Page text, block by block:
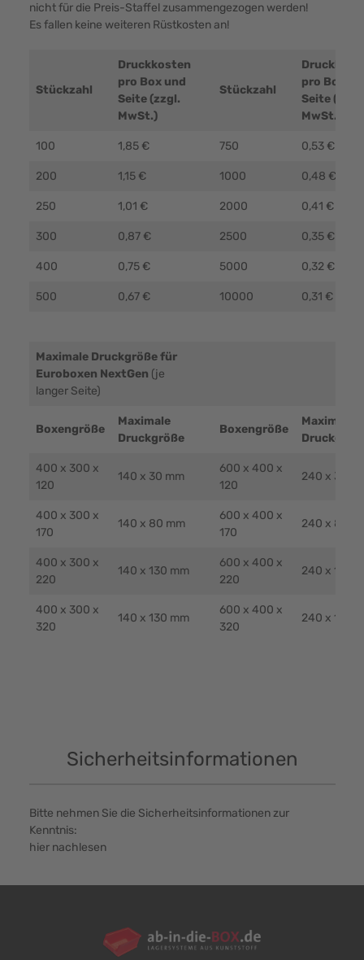
nicht für die Preis-Staffel zusammengezogen werden!
Es fallen keine weiteren Rüstkosten an!
Stückzahl
Druckkosten
pro Box und
Seite (zzgl.
MwSt.)
Stückzahl
pro Box
Seite (zzgl.
MwSt.)
100 1,85 € 750 0,53 €
200 1,15 € 1000 0,48 €
250 1,01 € 2000 0,41 €
300 0,87 € 2500 0,35 €
400 0,75 € 5000 0,32 €
500 0,67 € 10000 0,31 €
Maximale Druckgröße für
Euroboxen NextGen (je
langer Seite)
Boxengröße
Maximale
Druckgröße
Boxengröße
Maximale
400 x 300 x
120
140 x 30 mm
600 x 400 x
120
240 x 30
400 x 300 x
170
140 x 80 mm
600 x 400 x
170
240 x 80
400 x 300 x
220
140 x 130 mm
600 x 400 x
220
240 x 130
400 x 300 x
320
140 x 130 mm
600 x 400 x
320
240 x 130
Sicherheitsinformationen
Bitte nehmen Sie die Sicherheitsinformationen zur
Kenntnis:
hier nachlesen